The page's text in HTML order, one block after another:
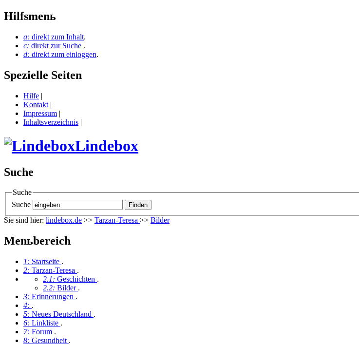
Hilfsmenь
a: direkt zum Inhalt.
c: direkt zur Suche .
d: direkt zum einloggen.
Spezielle Seiten
Hilfe |
Kontakt |
Impressum |
Inhaltsverzeichnis |
Lindebox
Suche
Suche
Suche
Sie sind hier: lindebox.de >> Tarzan-Teresa >> Bilder
Menьbereich
1: Startseite .
2: Tarzan-Teresa .
2.1: Geschichten .
2.2: Bilder .
3: Erinnerungen .
4: .
5: Neues Deutschland .
6: Linkliste .
7: Forum .
8: Gesundheit .